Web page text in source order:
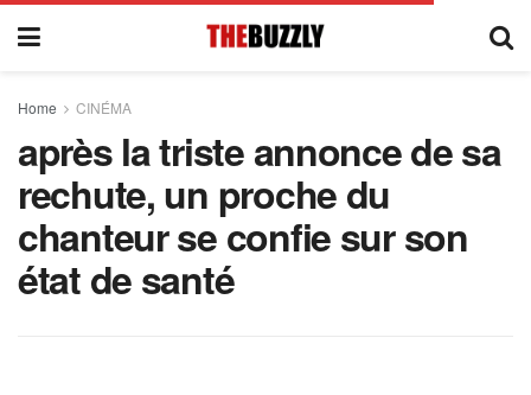
Home CINÉMA
après la triste annonce de sa
rechute, un proche du
chanteur se confie sur son
état de santé